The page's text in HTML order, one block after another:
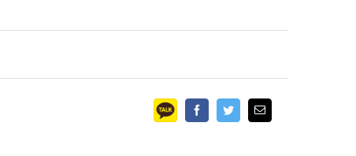
FacebookTwitterEmail